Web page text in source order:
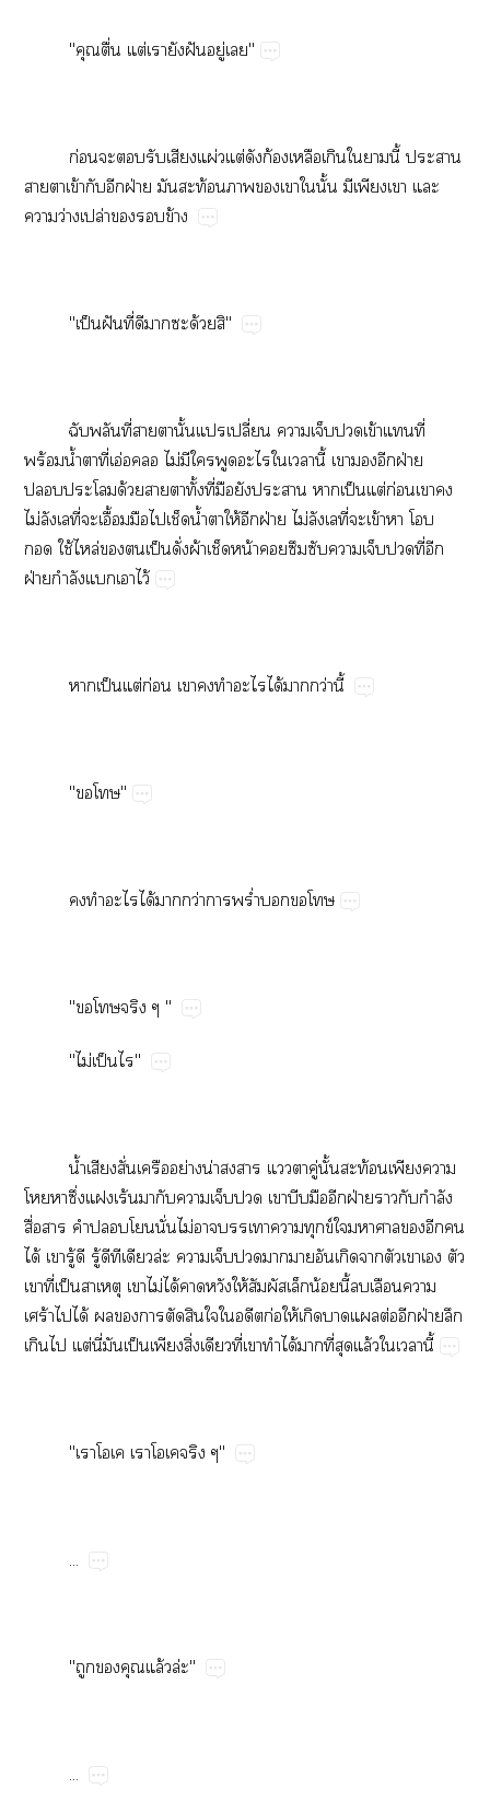
"​ื่​ต่​​​ฝั​ู่​"
ก่​​​​​ผ่​ต่​​ก้​​​​​ี้​​
​​ข้​​​ฝ่​​ท้​​​​​ั้​​​​​
​ว่​ปล่​​​ข้
"ป็​ฝั​ี่​​​​ด้​"
​​ี่​​​ั้​​ปี่​​​​ข้​​ี่​
ร้​น้ำ​​ี่​อ่​​ไม่​​​​​​​ี้​​​​ฝ่​
​​​ด้​​​ั้​ี่​​​​​ป็​ต่​ก่​​​
ไม่​​ี่​​ื้​​​​น้ำ​​ให้​​ฝ่​ไม่​​ี่​​ข้​​​
​ใช้​ล่​​​ป็​ั่​ผ้​​น้​​​​​​​ี่​​
ฝ่​ำ​​​ไว้
​ป็​ต่​ก่​​​​​ได้​​ว่​ี้
"​"
​​​ได้​​ว่​​ร่ำ​​​
"​​​"
"ไม่​ป็​"
น้ำ​​ั่​​ย่​น่​​​​ู่​ั้​ท้​​​
​​ึ่​​ร้​​​​​​​​​​ฝ่​​​ำ​
ื่​​​​​ั่​ไม่​​​​ข์​​​​​​
ได้​​ู้​​ู้​​​​ล่​​​​​​​​​​​​​
​ี่​ป็​​​ไม่​ได้​​​ให้​​​น้​ี้​​​​
ร้​​ได้​​​​​​​​​ก่​ให้​​​​ต่​​ฝ่​​
​​ต่​ี่​​ป็​​ิ่​​ี่​​​ได้​​ี่​​ล้​​​ี้
"​​​​​​"
...
"​​​ล้​ล่"
...